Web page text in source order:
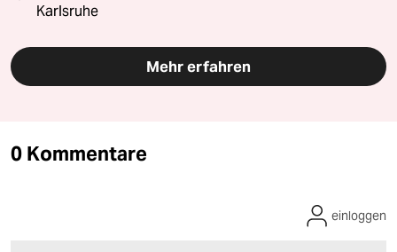
Karlsruhe
Mehr erfahren
0 Kommentare
einloggen